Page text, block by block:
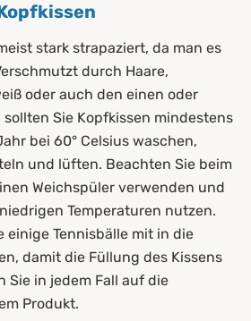
stark strapaziert, da man es
durch Haare,
oder auch den einen oder
sollten Sie Kopfkissen mindestens
bei 60° Celsius waschen,
und lüften. Beachten Sie beim
Weichspüler verwenden und
Temperaturen nutzen.
einige Tennisbälle mit in die
damit die Füllung des Kissens
Sie in jedem Fall auf die
Produkt.